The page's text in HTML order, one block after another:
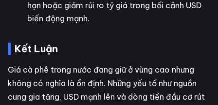
hạn hoặc giảm rủi ro tỷ giá trong bối cảnh USD
biến động mạnh.
Kết Luận
Giá cà phê trong nước đang giữ ở vùng cao nhưng
không có nghĩa là ổn định. Những yếu tố như nguồn
cung gia tăng, USD mạnh lên và dòng tiền đầu cơ rút